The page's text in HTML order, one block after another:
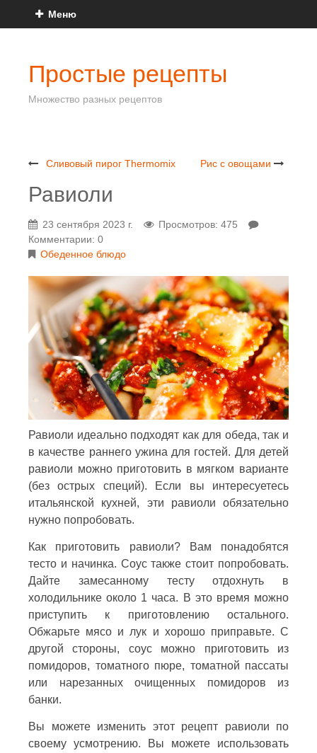
Меню
Простые рецепты
Множество разных рецептов
Сливовый пирог Thermomix Рис с овощами
Равиоли
23 сентября 2023 г.
Просмотров: 475
Комментарии: 0
Обеденное блюдо
Равиоли идеально подходят как для обеда, так и
в качестве раннего ужина для гостей. Для детей
равиоли можно приготовить в мягком варианте
(без острых специй). Если вы интересуетесь
итальянской кухней, эти равиоли обязательно
нужно попробовать.
Как приготовить равиоли? Вам понадобятся
тесто и начинка. Соус также стоит попробовать.
Дайте замесанному тесту отдохнуть в
холодильнике около 1 часа. В это время можно
приступить к приготовлению остального.
Обжарьте мясо и лук и хорошо приправьте. С
другой стороны, соус можно приготовить из
помидоров, томатного пюре, томатной пассаты
или нарезанных очищенных помидоров из
банки.
Вы можете изменить этот рецепт равиоли по
своему усмотрению. Вы можете использовать